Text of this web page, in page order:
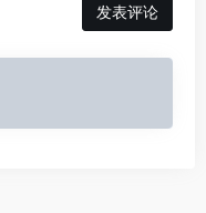
发表评论